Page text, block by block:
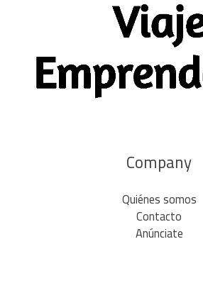
Company
Quiénes somos
Contacto
Anúnciate